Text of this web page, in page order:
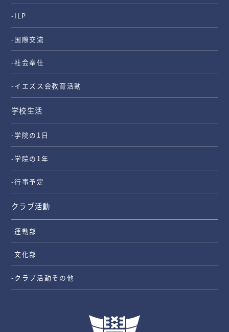
-ILP
-国際交流
-社会奉仕
-イエズス会教育活動
学校生活
-学院の1日
-学院の1年
-行事予定
クラブ活動
-運動部
-文化部
-クラブ活動その他